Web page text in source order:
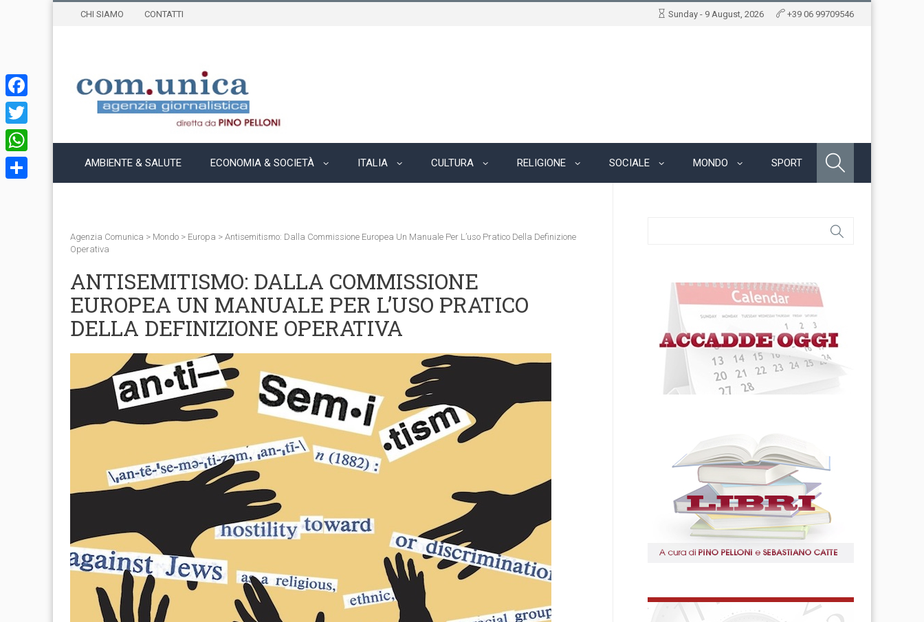
CHI SIAMO CONTATTI Sunday - 9 August, 2026 +39 06 99709546
AMBIENTE & SALUTE ECONOMIA & SOCIETÀ ITALIA CULTURA RELIGIONE SOCIALE MONDO SPORT
Agenzia Comunica > Mondo > Europa > Antisemitismo: Dalla Commissione Europea Un Manuale Per L’uso Pratico Della Definizione
Operativa
ANTISEMITISMO: DALLA COMMISSIONE
EUROPEA UN MANUALE PER L’USO PRATICO
DELLA DEFINIZIONE OPERATIVA
Facebook
Twitter
WhatsApp